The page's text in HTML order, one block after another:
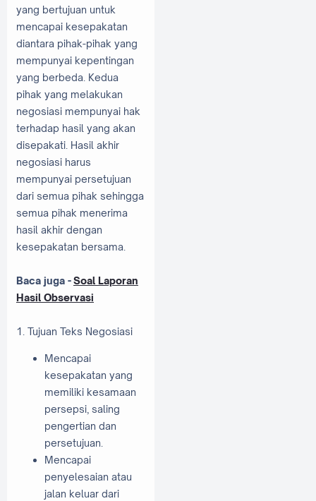
yang bertujuan untuk
mencapai kesepakatan
diantara pihak-pihak yang
mempunyai kepentingan
yang berbeda. Kedua
pihak yang melakukan
negosiasi mempunyai hak
terhadap hasil yang akan
disepakati. Hasil akhir
negosiasi harus
mempunyai persetujuan
dari semua pihak sehingga
semua pihak menerima
hasil akhir dengan
kesepakatan bersama.
Baca juga -Soal Laporan
Hasil Observasi
1. Tujuan Teks Negosiasi
Mencapai
kesepakatan yang
memiliki kesamaan
persepsi, saling
pengertian dan
persetujuan.
Mencapai
penyelesaian atau
jalan keluar dari